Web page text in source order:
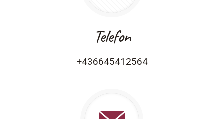
Telefon
+436645412564